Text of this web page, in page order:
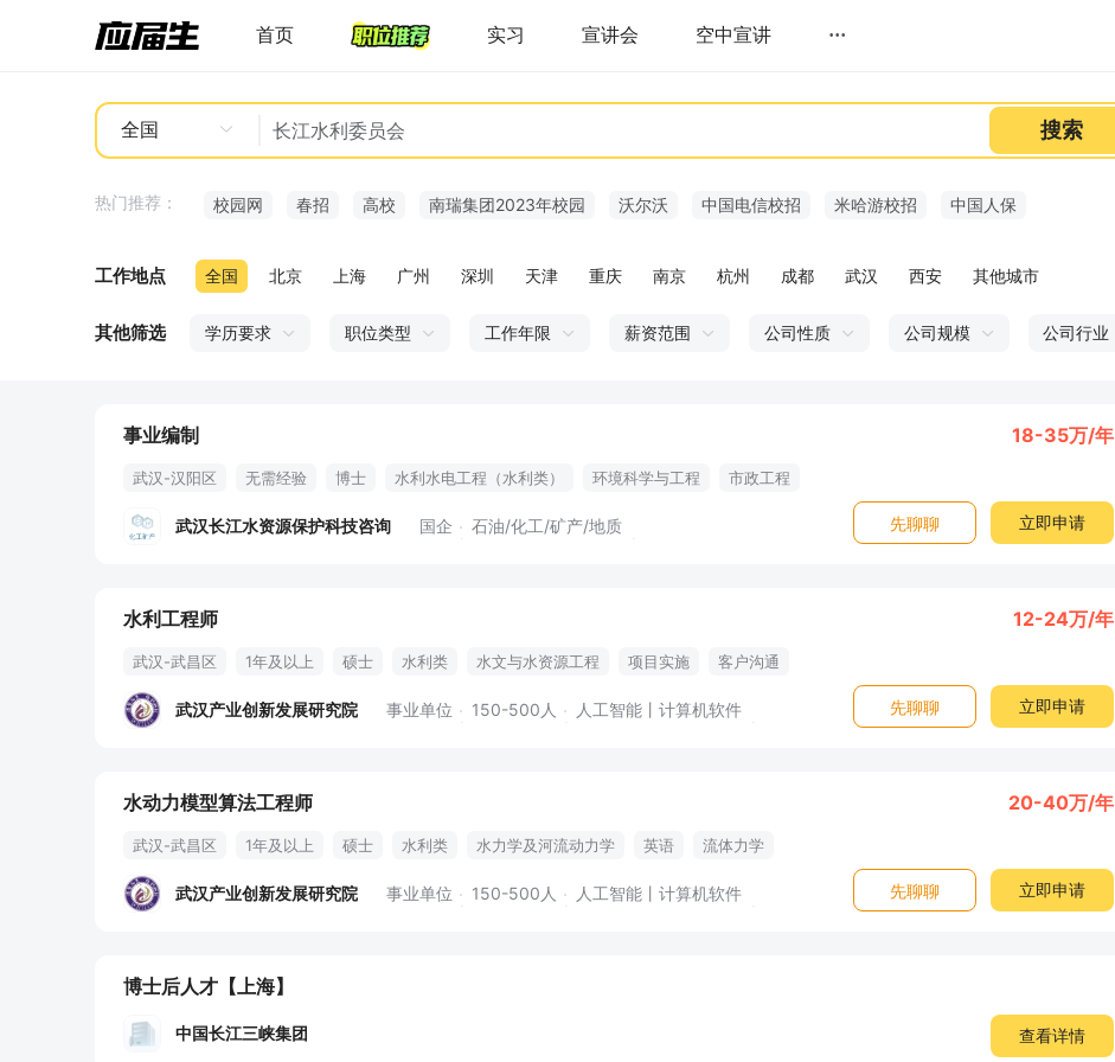
首页 实习 宣讲会 空中宣讲 ···
全国 搜索
热门推荐： 校园网 春招 高校 南瑞集团2023年校园 沃尔沃 中国电信校招 米哈游校招 中国人保
工作地点 全国 北京 上海 广州 深圳 天津 重庆 南京 杭州 成都 武汉 西安 其他城市
其他筛选 学历要求 职位类型 工作年限 薪资范围 公司性质 公司规模 公司行业
事业编制
武汉-汉阳区 无需经验 博士 水利水电工程（水利类） 环境科学与工程
市政工程
人事管理
环境科学工程
武汉长江水资源保护科技咨询 国企 石油/化工/矿产/地质
18-35万/年
先聊聊 立即申请
水利工程师
武汉-武昌区 1年及以上 硕士 水利类 水文与水资源工程 项目实施
客户沟通
建模
技术方案制定
武汉产业创新发展研究院 事业单位 150-500人 人工智能丨计算机软件
12-24万/年
先聊聊 立即申请
水动力模型算法工程师
武汉-武昌区 1年及以上 硕士 水利类 水力学及河流动力学 英语
流体力学
算法设计
工龄补贴
武汉产业创新发展研究院 事业单位 150-500人 人工智能丨计算机软件
20-40万/年
先聊聊 立即申请
博士后人才 【上海】
中国长江三峡集团 查看详情